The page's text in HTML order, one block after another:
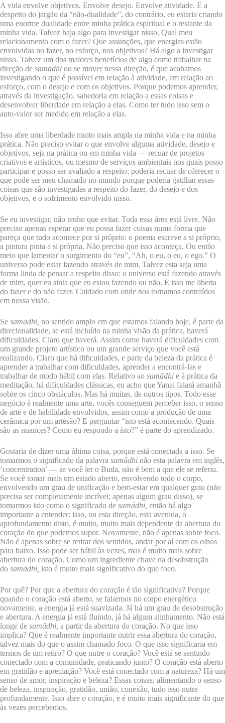
A vida envolve objetivos. Envolve desejo. Envolve atividade. E a
despeito do jargão da “não-dualidade”, do contrário, eu estaria criando
uma enorme dualidade entre minha prática espiritual e o restante da
minha vida. Talvez haja algo para investigar nisso. Qual meu
relacionamento com o fazer? Que assunções, que energias estão
envolvidas no fazer, no esforço, nos objetivos? Há algo a investigar
nisso. Talvez um dos maiores benefícios de algo como trabalhar na
direção de samādhi ou se mover nessa direção, é que acabamos
investigando o que é possível em relação à atividade, em relação ao
esforço, com o desejo e com os objetivos. Porque podemos aprender,
através da investigação, sabedoria em relação a essas coisas e
desenvolver liberdade em relação a elas. Como ter tudo isso sem o
auto-valor ser medido em relação a elas.
Isso abre uma liberdade muito mais ampla na minha vida e na minha
prática. Não preciso evitar o que envolve alguma atividade, desejo e
objetivos, seja na prática ou em minha vida — recuar de projetos
criativos e artísticos, ou mesmo de serviços ambientais nos quais posso
participar e posso ser avaliado a respeito; poderia recuar de oferecer o
que pode ser meu chamado no mundo porque poderia gatilhar essas
coisas que são investigadas a respeito do fazer, do desejo e dos
objetivos, e o sofrimento envolvido nisso.
Se eu investigar, não tenho que evitar. Toda essa área está livre. Não
preciso apenas esperar que eu possa fazer coisas numa forma que
pareça que tudo acontece por si próprio: o poema escreve a si próprio,
a pintura pinta a si própria. Não preciso que isso aconteça. Ou então
meio que lamentar o surgimento do “eu”, “Ah, o eu, o eu, o ego.” O
universo pode estar fazendo através de mim. Talvez esta seja uma
forma linda de pensar a respeito disso: o universo está fazendo através
de mim, quer eu sinta que eu estou fazendo ou não. E isso me liberta
do fazer e do não fazer. Cuidado com onde nos tornamos contraídos
em nossa visão.
Se samādhi, no sentido amplo em que estamos falando hoje, é parte da
direcionalidade, se está incluído na minha visão da prática, haverá
dificuldades. Claro que haverá. Assim como haverá dificuldades com
um grande projeto artístico ou um grande serviço que você está
realizando. Claro que há dificuldades, e parte da beleza da prática é
aprender a trabalhar com dificuldades, aprender a encontrá-las e
trabalhar de modo hábil com elas. Relativo ao samādhi e à prática da
meditação, há dificuldades clássicas, eu acho que Yanai falará amanhã
sobre os cinco obstáculos. Mas há muitas, de outros tipos. Todo esse
negócio é realmente uma arte, vocês conseguem perceber isso, o senso
de arte e de habilidade envolvidos, assim como a produção de uma
cerâmica por um artesão? E perguntar “isto está acontecendo. Quais
são as nuances? Como eu respondo a isto?” é parte do aprendizado.
Gostaria de dizer uma última coisa, porque está conectada a isso. Se
tomarmos o significado da palavra samādhi não esta palavra em inglês,
‘concentration’ — se você ler o Buda, não é bem a que ele se referiu.
Se você tomar mais um estado aberto, envolvendo todo o corpo,
envolvendo um grau de unificação e bem-estar em qualquer grau (não
precisa ser completamente incrível; apenas algum grau disso), se
tomarmos isto como o significado de samādhi, então há algo
importante a entender: isso, ou esta direção, esta avenida, o
aprofundamento disto, é muito, muito mais dependente da abertura do
coração do que podemos supor. Novamente, não é apenas sobre foco.
Não é apenas sobre se retirar dos sentidos, andar por aí com os olhos
para baixo. Isso pode ser hábil às vezes, mas é muito mais sobre
abertura do coração. Como um ingrediente chave na desobstrução
do samādhi, isto é muito mais significativo do que foco.
Por quê? Por que a abertura do coração é tão significativa? Porque
quando o coração está aberto, se falarmos no corpo energético
novamente, a energia já está suavizada. Já há um grau de desobstrução
e abertura. A energia já está fluindo, já há algum alinhamento. Não está
longe de samādhi, a partir da abertura do coração. No que isso
implica? Que é realmente importante nutrir essa abertura do coração,
talvez mais do que o assim chamado foco. O que isso significaria em
termos de um retiro? O que nutre o coração? Você está se sentindo
conectado com a comunidade, praticando junto? O coração está aberto
em gratidão e apreciação? Você está conectado com a natureza? Há um
senso de amor, inspiração e beleza? Essas coisas, alimentando o senso
de beleza, inspiração, gratidão, união, conexão, tudo isso nutre
profundamente. Isso abre o coração, e é muito mais significante do que
às vezes percebemos.